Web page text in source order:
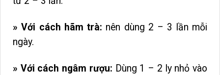
» Với cách hãm trà: nên dùng 2 – 3 lần mỗi
ngày.
» Với cách ngâm rượu: Dùng 1 – 2 ly nhỏ vào